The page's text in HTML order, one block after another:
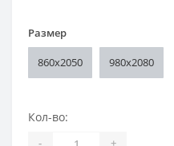
Размер
860x2050 980x2080
Кол-во:
- +